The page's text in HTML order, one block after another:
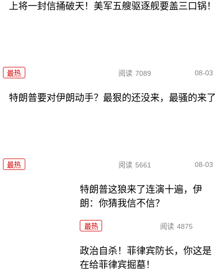
上将一封信捅破天！美军五艘驱逐舰要盖三口锅！
最热 阅读 7089 08-03
特朗普要对伊朗动手？最狠的还没来，最骚的来了
最热 阅读 5661 08-03
特朗普这狼来了连演十遍，伊
朗：你猜我信不信？
最热 阅读 4875
政治自杀！菲律宾防长，你这是
在给菲律宾掘墓！